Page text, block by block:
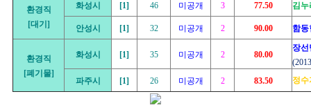
환경직
[대기]
화성시 [1] 46 미공개 3 77.50 김
안성시 [1] 32 미공개 2 90.00 함동
환경직
[폐기물]
화성시 [1] 35 미공개 2 80.00
장선
파주시
[1] 26 미공개 2 83.50 정수